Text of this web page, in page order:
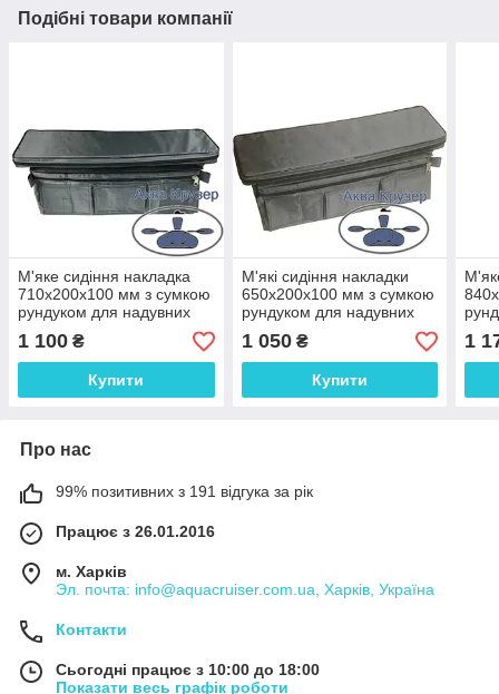
Подібні товари компанії
М'яке сидіння накладка
710х200х100 мм з сумкою
рундуком для надувних
1 100 ₴
Купити
М'які сидіння накладки
650х200х100 мм з сумкою
рундуком для надувних
1 050₴
Купити
1
Про нас
99% позитивних з 191 відгука за рік
Працює з 26.01.2016
м. Харків
Эл. почта: info@aquacruiser.com.ua, Харків, Україна
Контакти
Сьогодні працює з 10:00 до 18:00
Показати весь графік роботи